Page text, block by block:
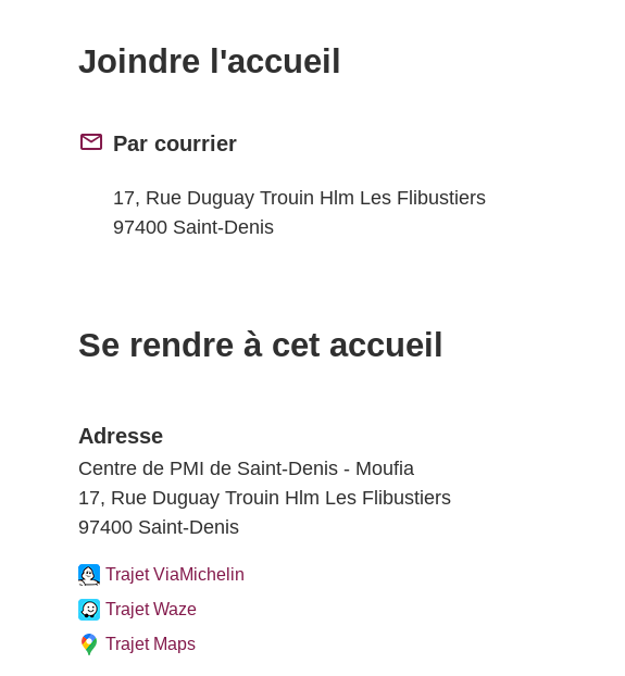
Joindre l'accueil
Par courrier
17, Rue Duguay Trouin Hlm Les Flibustiers
97400 Saint-Denis
Se rendre à cet accueil
Adresse
Centre de PMI de Saint-Denis - Moufia
17, Rue Duguay Trouin Hlm Les Flibustiers
97400 Saint-Denis
Trajet ViaMichelin
Trajet Waze
Trajet Maps